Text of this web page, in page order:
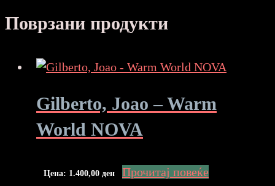
Поврзани продукти
Gilberto, Joao – Warm
World NOVA
Цена: 1.400,00 ден Прочитај повеќе